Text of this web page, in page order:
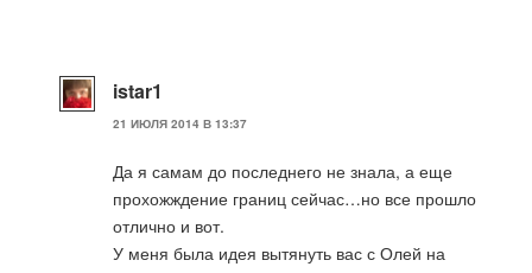
istar1
21 ИЮЛЯ 2014 В 13:37
Да я самам до последнего не знала, а еще
прохожждение границ сейчас…но все прошло
отлично и вот.
У меня была идея вытянуть вас с Олей на